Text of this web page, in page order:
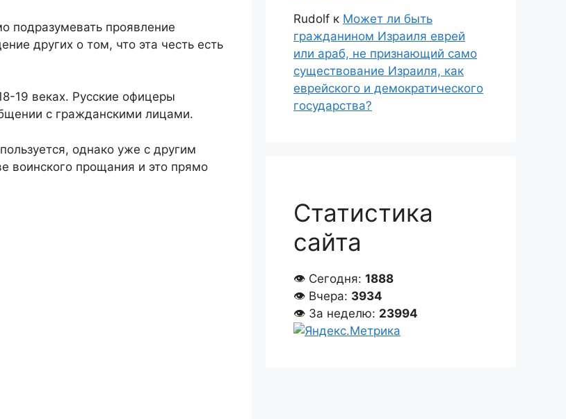
подразумевать проявление
других о том, что эта честь есть
19 веках. Русские офицеры
с гражданскими лицами.
однако уже с другим
воинского прощания и это прямо
Rudolf к Может ли быть
гражданином Израиля еврей
или араб, не признающий само
существование Израиля, как
еврейского и демократического
государства?
Статистика
сайта
👁 Сегодня: 1888
👁 Вчера: 3934
👁 За неделю: 23994